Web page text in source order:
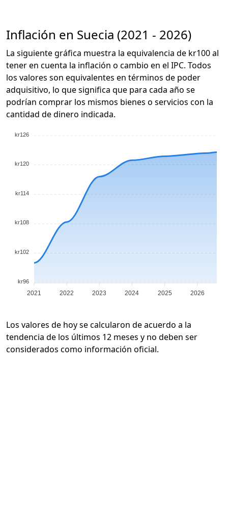
Inflación en Suecia (2021 - 2026)
La siguiente gráfica muestra la equivalencia de kr100 al
tener en cuenta la inflación o cambio en el IPC. Todos
los valores son equivalentes en términos de poder
adquisitivo, lo que significa que para cada año se
podrían comprar los mismos bienes o servicios con la
cantidad de dinero indicada.
kr126
kr120
kr114
kr108
kr102
kr96
2021 2022 2023 2024 2025 2026
Los valores de hoy se calcularon de acuerdo a la
tendencia de los últimos 12 meses y no deben ser
considerados como información oficial.